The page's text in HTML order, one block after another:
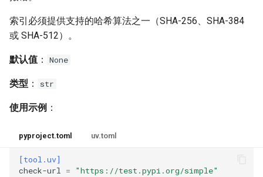
emit-index-annotation
exclude-newer
exclude-newer-package
extra
索引必须提供支持的哈希算法之一（SHA-256、SHA-384
或 SHA-512）。
默认值 ： None
类型 ： str
使用示例 ：
pyproject.toml uv.toml
[tool.uv]
check-url
= "https://test.pypi.org/simple"